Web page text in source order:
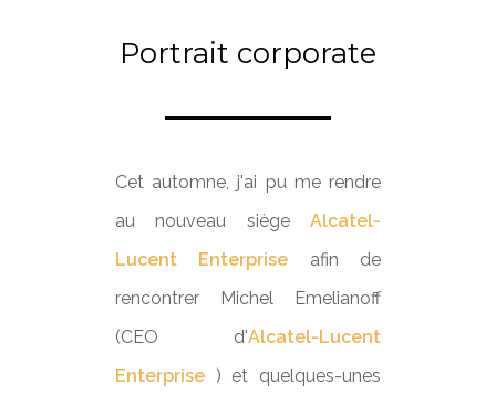
Portrait corporate
Cet automne, j'ai pu me rendre
au nouveau siège Alcatel-
Lucent Enterprise
afin de
rencontrer Michel Emelianoff
(CEO d'Alcatel-Lucent
Enterprise ) et quelques-unes